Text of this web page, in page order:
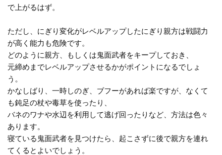
で上がるはず。
ただし、にぎり変化がレベルアップしたにぎり親方は戦闘力
が高く能力も危険です。
どのように親方、もしくは鬼面武者をキープしておき、
元締めまでレベルアップさせるかがポイントになるでしょ
う。
かなしばり、一時しのぎ、ブフーがあれば楽ですが、なくて
も鈍足の杖や毒草を使ったり、
バネのワナや水辺を利用して逃げ回ったりなど、方法は色々
あります。
寝ている鬼面武者を見つけたら、起こさずに後で親方を連れ
てくるとよいでしょう。